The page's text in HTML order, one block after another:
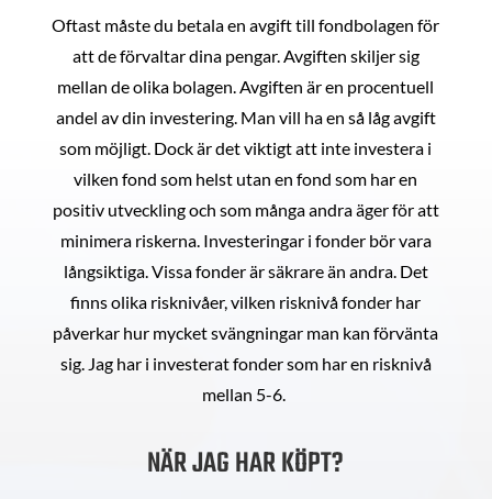
Oftast måste du betala en avgift till fondbolagen för
att de förvaltar dina pengar. Avgiften skiljer sig
mellan de olika bolagen. Avgiften är en procentuell
andel av din investering. Man vill ha en så låg avgift
som möjligt. Dock är det viktigt att inte investera i
vilken fond som helst utan en fond som har en
positiv utveckling och som många andra äger för att
minimera riskerna. Investeringar i fonder bör vara
långsiktiga. Vissa fonder är säkrare än andra. Det
finns olika risknivåer, vilken risknivå fonder har
påverkar hur mycket svängningar man kan förvänta
sig. Jag har i investerat fonder som har en risknivå
mellan 5-6.
NÄR JAG HAR KÖPT?